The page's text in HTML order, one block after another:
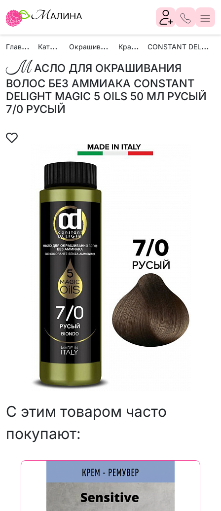
Г
лавная К
аталог О
крашивание К
раски C
ONSTANT DELIGHT
М АСЛО ДЛЯ ОКРАШИВАНИЯ
ВОЛОС БЕЗ АММИАКА CONSTANT
DELIGHT MAGIC 5 OILS 50 МЛ РУСЫЙ
7/0 РУСЫЙ
С этим товаром часто
покупают: